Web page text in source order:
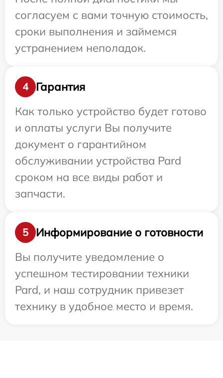
согласуем с вами точную стоимость,
сроки выполнения и займемся
устранением неполадок.
4
Гарантия
Как только устройство будет готово
и оплаты услуги Вы получите
документ о гарантийном
обслуживании устройства Pard
сроком на все виды работ и
запчасти.
5
Информирование о готовности
Вы получите уведомление о
успешном тестировании техники
Pard, и наш сотрудник привезет
технику в удобное место и время.